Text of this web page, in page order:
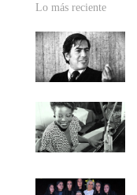
Lo más reciente